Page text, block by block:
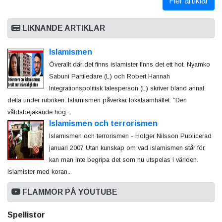
LIKNANDE ARTIKLAR
Islamismen
Överallt där det finns islamister finns det ett hot. Nyamko
Sabuni Partiledare (L) och Robert Hannah
Integrationspolitisk talesperson (L) skriver bland annat
detta under rubriken: Islamismen påverkar lokalsamhället: ”Den
våldsbejakande hög...
Islamismen och terrorismen
Islamismen och terrorismen - Holger Nilsson Publicerad
januari 2007 Utan kunskap om vad islamismen står för,
kan man inte begripa det som nu utspelas i världen.
Islamister med koran...
FLAMMOR PÅ YOUTUBE
Spellistor